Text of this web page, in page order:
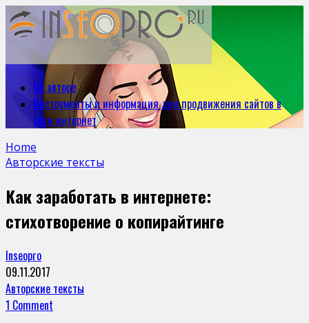
Об авторе
Инструменты и информация для продвижения сайтов в
сети интернет
Home
Авторские тексты
Как заработать в интернете:
стихотворение о копирайтинге
Inseopro
09.11.2017
Авторские тексты
1 Comment